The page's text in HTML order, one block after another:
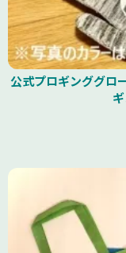
公式プロギンググロ